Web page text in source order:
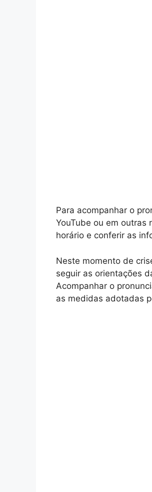
Para acompanhar o
YouTube ou em outras
horário e conferir as
Neste momento de
seguir as orientações
Acompanhar o
as medidas adotadas